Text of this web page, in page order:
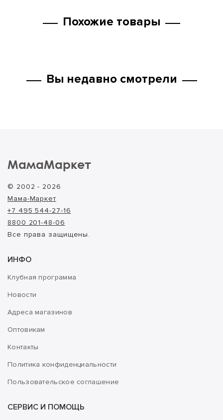
Похожие товары
Вы недавно смотрели
МамаМаркет
© 2002 - 2026
Мама-Маркет
+7 495 544-27-16
8800 201-48-06
Все права защищены.
ИНФО
Клубная программа
Новости
Адреса магазинов
Оптовикам
Контакты
Политика конфиденциальности
Пользовательское соглашение
СЕРВИС И ПОМОЩЬ